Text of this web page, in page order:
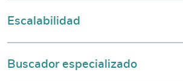
Escalabilidad
Buscador especializado